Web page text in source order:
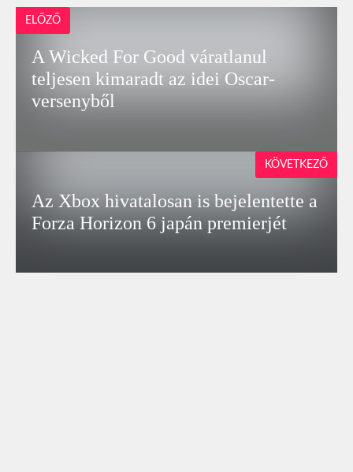
ELŐZŐ
A Wicked For Good váratlanul
teljesen kimaradt az idei Oscar-
versenyből
Az Xbox hivatalosan is bejelentette a
Forza Horizon 6 japán premierjét
KÖVETKEZŐ